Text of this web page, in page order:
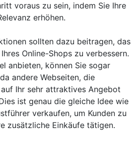
voraus zu sein, indem Sie Ihre
erhöhen.
sollten dazu beitragen, das
Online-Shops zu verbessern.
anbieten, können Sie sogar
andere Webseiten, die
Ihr sehr attraktives Angebot
ist genau die gleiche Idee wie
verkaufen, um Kunden zu
zusätzliche Einkäufe tätigen.